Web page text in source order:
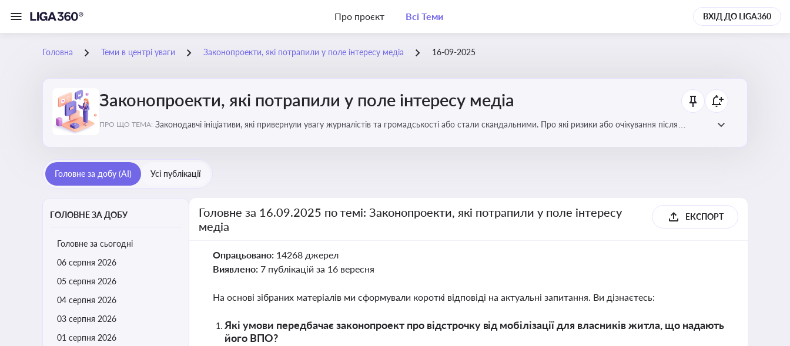
Про проєкт Всі Теми ВХІД ДО LIGA360
Головна Теми в центрі уваги Законопроекти, які потрапили у поле інтересу медіа 16-09-2025
Законопроекти, які потрапили у поле інтересу медіа
ПРО ЩО ТЕМА: Законодавчі ініціативи, які привернули увагу журналістів та громадськості або стали скандальними. Про які ризики або очікування після
Головне за добу (AI) Усі публікації
ГОЛОВНЕ ЗА ДОБУ
Головне за сьогодні
06 серпня 2026
05 серпня 2026
04 серпня 2026
03 серпня 2026
01 серпня 2026
Головне за 16.09.2025 по темі: Законопроекти, які потрапили у поле інтересу
медіа
ЕКСПОРТ
Опрацьовано: 14268 джерел
Виявлено: 7 публікацій за 16 вересня
На основі зібраних матеріалів ми сформували короткі відповіді на актуальні запитання. Ви дізнаєтесь:
Які умови передбачає законопроект про відстрочку від мобілізації для власників житла, що надають
його ВПО?